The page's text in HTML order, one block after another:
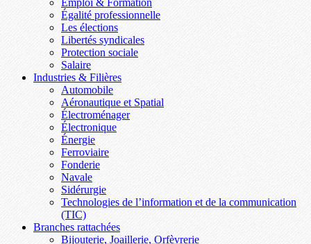
Emploi & Formation
Égalité professionnelle
Les élections
Libertés syndicales
Protection sociale
Salaire
Industries & Filières
Automobile
Aéronautique et Spatial
Électroménager
Électronique
Énergie
Ferroviaire
Fonderie
Navale
Sidérurgie
Technologies de l’information et de la communication
(TIC)
Branches rattachées
Bijouterie, Joaillerie, Orfèvrerie